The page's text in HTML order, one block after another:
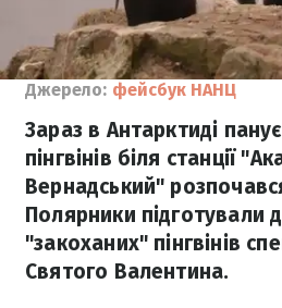
Джерело: фейсбук НАНЦ
Зараз в Антарктиді
пінгвінів біля станції
Вернадський"
Полярники підготували
"закоханих" пінгвінів
Святого Валентина.